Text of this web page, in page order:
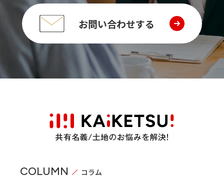
お問い合わせする
COLUMN コラム